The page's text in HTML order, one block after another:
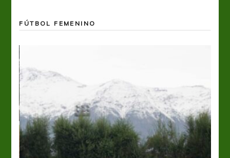
FÚTBOL FEMENINO